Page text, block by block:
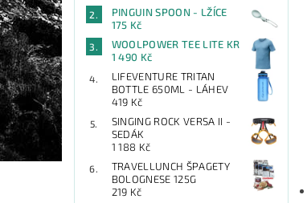
PINGUIN SPOON - LŽÍCE
175 Kč
WOOLPOWER TEE LITE KR
1 490 Kč
LIFEVENTURE TRITAN
BOTTLE 650ML - LÁHEV
419 Kč
SINGING ROCK VERSA II -
SEDÁK
1 188 Kč
TRAVELLUNCH ŠPAGETY
BOLOGNESE 125G
219 Kč